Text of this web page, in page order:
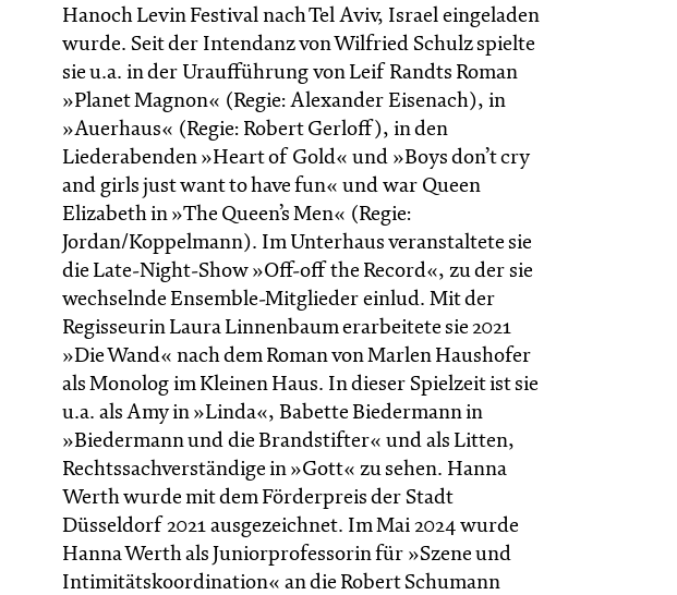
Hanoch Levin Festival nach Tel Aviv, Israel eingeladen
wurde. Seit der Intendanz von Wilfried Schulz spielte
sie u.a. in der Uraufführung von Leif Randts Roman
»Planet Magnon« (Regie: Alexander Eisenach), in
»Auerhaus« (Regie: Robert Gerloff), in den
Liederabenden »Heart of Gold« und »Boys don’t cry
and girls just want to have fun« und war Queen
Elizabeth in »The Queen’s Men« (Regie:
Jordan/Koppelmann). Im Unterhaus veranstaltete sie
die Late-Night-Show »Off-off the Record«, zu der sie
wechselnde Ensemble-Mitglieder einlud. Mit der
Regisseurin Laura Linnenbaum erarbeitete sie 2021
»Die Wand« nach dem Roman von Marlen Haushofer
als Monolog im Kleinen Haus. In dieser Spielzeit ist sie
u.a. als Amy in »Linda«, Babette Biedermann in
»Biedermann und die Brandstifter« und als Litten,
Rechtssachverständige in »Gott« zu sehen. Hanna
Werth wurde mit dem Förderpreis der Stadt
Düsseldorf 2021 ausgezeichnet. Im Mai 2024 wurde
Hanna Werth als Juniorprofessorin für »Szene und
Intimitätskoordination« an die Robert Schumann